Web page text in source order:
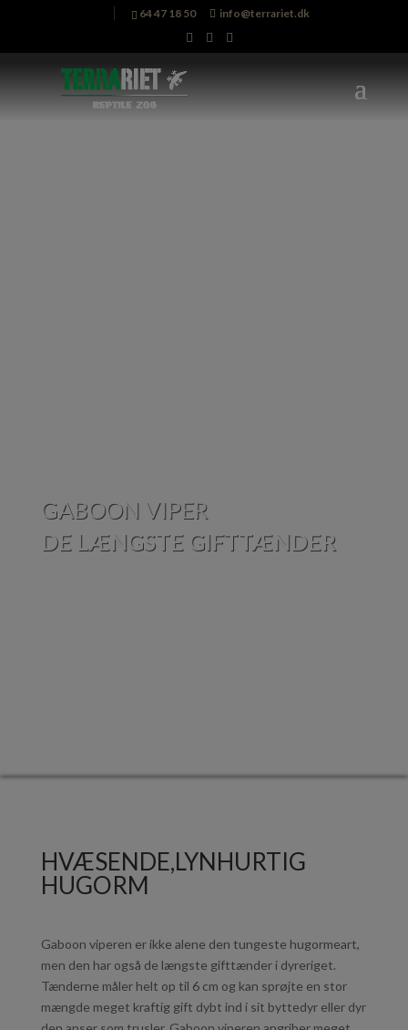
64 47 18 50 info@terrariet.dk
GABOON VIPER
DE LÆNGSTE GIFTTÆNDER
HVÆSENDE,LYNHURTIG
HUGORM
Gaboon viperen er ikke alene den tungeste hugormeart,
men den har også de længste gifttænder i dyreriget.
Tænderne måler helt op til 6 cm og kan sprøjte en stor
mængde meget kraftig gift dybt ind i sit byttedyr eller dyr